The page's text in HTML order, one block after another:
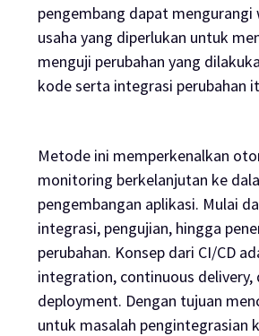
pengembang dapat mengurangi
usaha yang diperlukan untuk
menguji perubahan yang
kode serta integrasi perubahan
Metode ini memperkenalkan
monitoring berkelanjutan ke
pengembangan aplikasi. Mulai
integrasi, pengujian, hingga
perubahan. Konsep dari CI/CD
integration, continuous delivery,
deployment. Dengan tujuan
untuk masalah pengintegrasian